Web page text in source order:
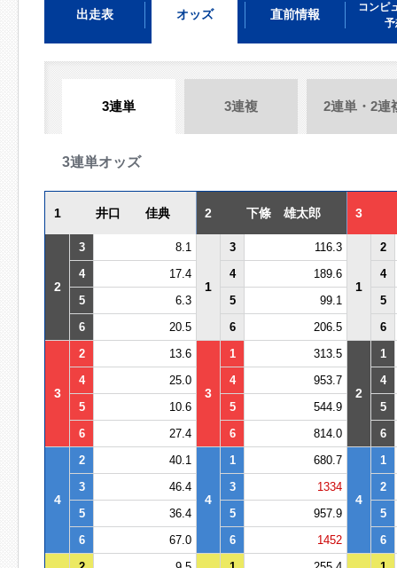
出走表 オッズ 直前情報
コンピ
予
3連単 3連複 2連単・2連
3連単オッズ
1 井口 佳典 2 下條 雄太郎 3
2
3 8.1
1
3 116.3
1
2
4
17.4 4 189.6
4
5
6.3 5 99.1
5
6
20.5 6 206.5 6
3
2 13.6
3
1 313.5
2
1
4
25.0 4 953.7
4
5
10.6 5 544.9
5
6
27.4 6 814.0 6
4
2 40.1
4
1 680.7
4
1
3
46.4 3 1334
2
5
36.4 5 957.9
5
6
67.0 6 1452 6